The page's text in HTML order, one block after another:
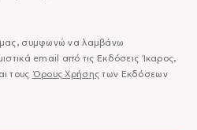
συμφωνώ να λαμβάνω
email από τις Εκδόσεις Ίκαρος,
τους Όρους Χρήσης των Εκδόσεων